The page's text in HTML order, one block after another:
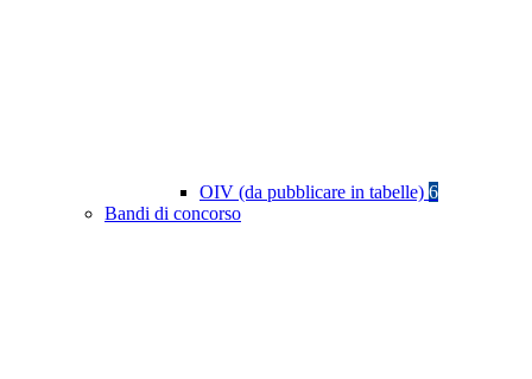
OIV (da pubblicare in tabelle) 6
Bandi di concorso